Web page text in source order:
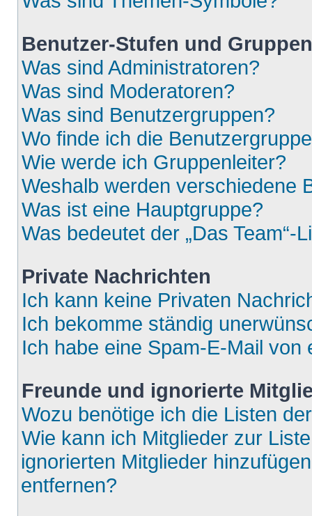
Benutzer-Stufen und Gruppen
Was sind Administratoren?
Was sind Moderatoren?
Was sind Benutzergruppen?
Wo finde ich die
Wie werde ich Gruppenleiter?
Weshalb werden verschiedene
Was ist eine Hauptgruppe?
Was bedeutet der „Das Team“-
Private Nachrichten
Ich kann keine Privaten
Ich bekomme ständig
Ich habe eine Spam-E-Mail
Freunde und ignorierte
Wozu benötige ich die Listen
Wie kann ich Mitglieder zur
ignorierten Mitglieder
entfernen?